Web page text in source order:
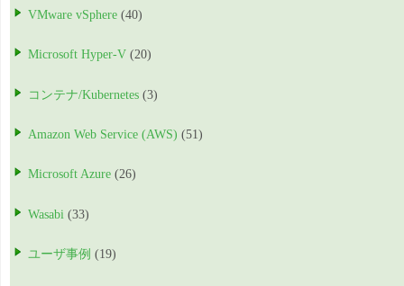
VMware vSphere (40)
Microsoft Hyper-V (20)
コンテナ/Kubernetes (3)
Amazon Web Service (AWS) (51)
Microsoft Azure (26)
Wasabi (33)
ユーザ事例 (19)